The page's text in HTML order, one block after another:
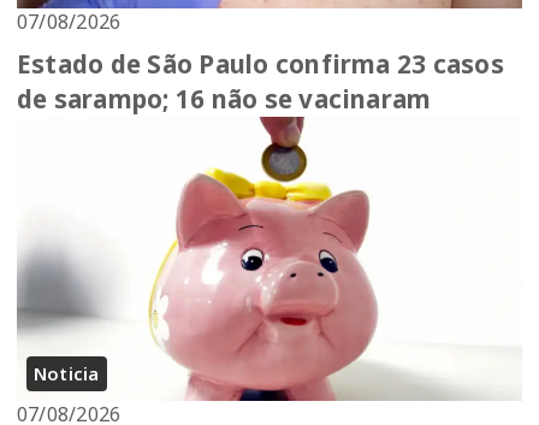
07/08/2026
Estado de São Paulo confirma 23 casos
de sarampo; 16 não se vacinaram
Noticia
07/08/2026